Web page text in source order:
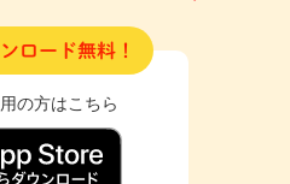
ロード無料！
の方はこちら